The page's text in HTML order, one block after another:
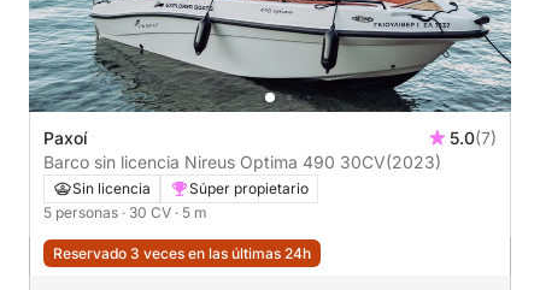
Paxoí 5.0(7)
Barco sin licencia Nireus Optima 490 30CV(2023)
Sin licencia
Súper propietario
5 personas · 30 CV · 5 m
Reservado 3 veces en las últimas 24h